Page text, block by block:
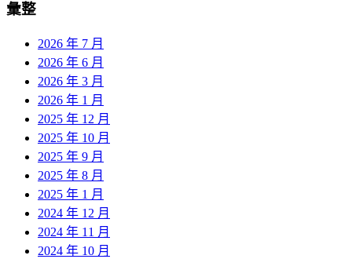
彙整
2026 年 7 月
2026 年 6 月
2026 年 3 月
2026 年 1 月
2025 年 12 月
2025 年 10 月
2025 年 9 月
2025 年 8 月
2025 年 1 月
2024 年 12 月
2024 年 11 月
2024 年 10 月